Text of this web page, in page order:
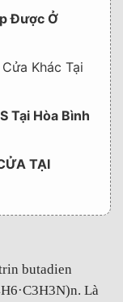
Được Ở
Khác Tại
Tại Hòa Bình
TẠI
butadien
Là